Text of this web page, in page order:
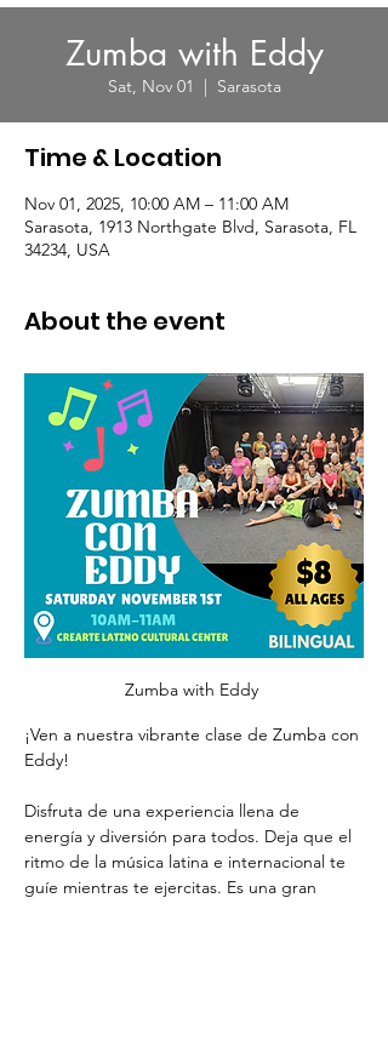
Zumba with Eddy
Sat, Nov 01
  |
Sarasota
Time & Location
Nov 01, 2025, 10:00 AM – 11:00 AM
Sarasota, 1913 Northgate Blvd, Sarasota, FL
34234, USA
About the event
Zumba with Eddy
¡Ven a nuestra vibrante clase de Zumba con
Eddy!
Disfruta de una experiencia llena de
energía y diversión para todos. Deja que el
ritmo de la música latina e internacional te
guíe mientras te ejercitas. Es una gran